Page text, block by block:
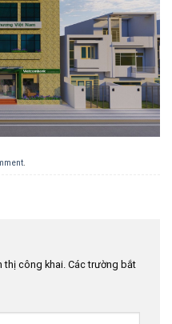
.
thị công khai. Các trường bắt